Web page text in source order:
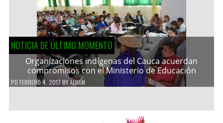
NOTICIA DE ÚLTIMO MOMENTO
Organizaciones indígenas del Cauca acuerdan
compromisos con el Ministerio de Educación
PD FEBRERO 4, 2017 BYADMIN